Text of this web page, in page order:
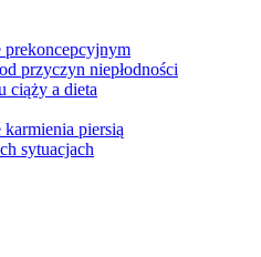
przyczyn niepłodności
ciąży a dieta
piersią
sytuacjach